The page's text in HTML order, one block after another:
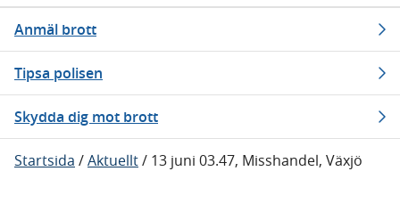
Anmäl brott
Tipsa polisen
Skydda dig mot brott
Startsida /Aktuellt/ 13 juni 03.47, Misshandel, Växjö